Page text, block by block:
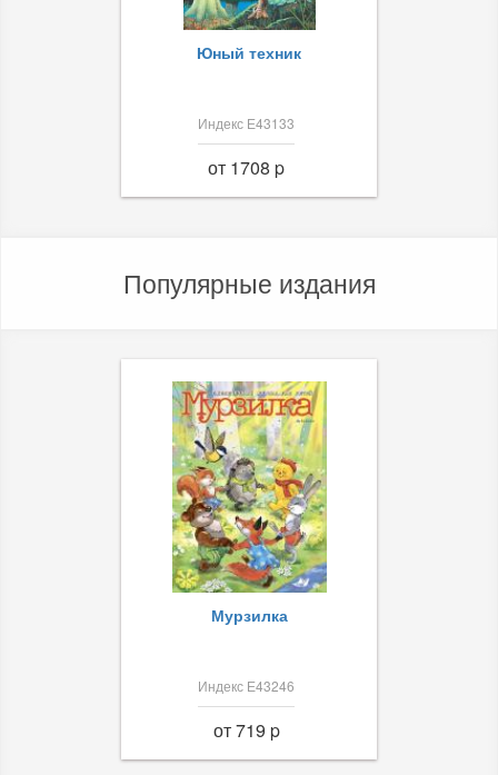
Юный техник
Индекс Е43133
от 1708 p
Популярные издания
Мурзилка
Индекс Е43246
от 719 p